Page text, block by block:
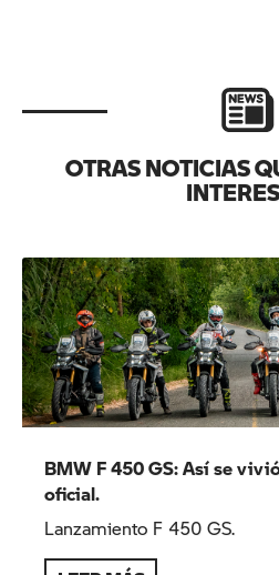
OTRAS NOTICIAS
BMW F 450 GS: Así se
oficial.
Lanzamiento F 450 GS.